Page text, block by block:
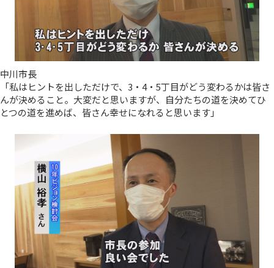
中川市長
「私はヒントを出しただけで、3・4・5丁目がどう変わるかは皆さ
んが決めること。大変だと思いますが、自分たちの道を決めてひ
とつの道を進めば、皆さん幸せになれると思います」